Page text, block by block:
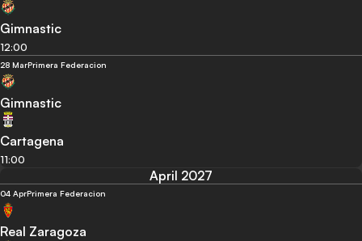
Gimnastic
12:00
28 MarPrimera Federacion
Gimnastic
Cartagena
11:00
April 2027
04 AprPrimera Federacion
Real Zaragoza